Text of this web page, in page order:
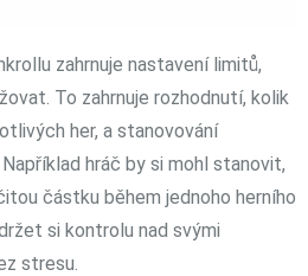
zahrnuje nastavení limitů,
To zahrnuje rozhodnutí, kolik
her, a stanovování
hráč by si mohl stanovit,
částku během jednoho herního
si kontrolu nad svými
stresu.